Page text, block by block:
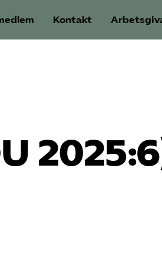
Kontakt